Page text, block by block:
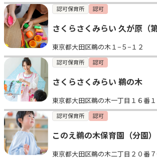
おすすめの園
エンクルの特徴と活用方法
コラム
お知らせ
認可保育所 認可
さくらさくみらい 久が原（
東京都大田区鵜の木１−５−１２
認可保育所 認可
さくらさくみらい 鵜の木
東京都大田区鵜の木一丁目１６番
認可保育所 認可
このえ鵜の木保育園（分園）
東京都大田区鵜の木二丁目２０番